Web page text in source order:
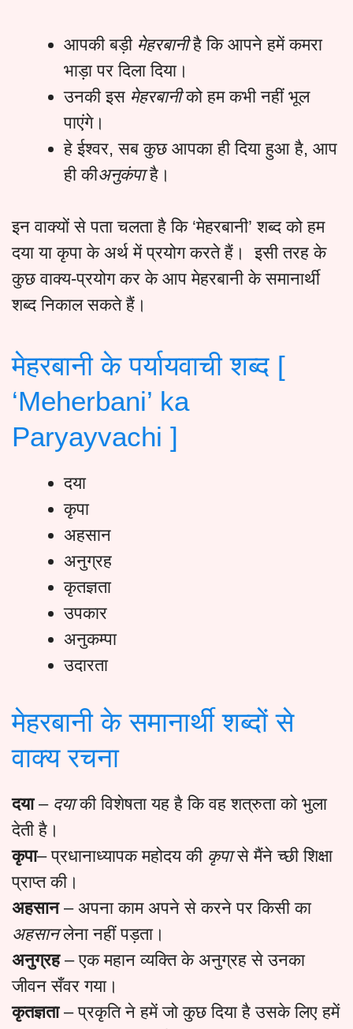
आपकी बड़ी मेहरबानीहै कि आपने हमें कमरा
भाड़ा पर दिला दिया।
उनकी इस मेहरबानीको हम कभी नहीं भूल
पाएंगे।
हे ईश्वर, सब कुछ आपका ही दिया हुआ है, आप
ही कीअनुकंपाहै।
इन वाक्यों से पता चलता है कि ‘मेहरबानी’ शब्द को हम
दया या कृपा के अर्थ में प्रयोग करते हैं। इसी तरह के
कुछ वाक्य-प्रयोग कर के आप मेहरबानी के समानार्थी
शब्द निकाल सकते हैं।
मेहरबानी के पर्यायवाची शब्द [
‘Meherbani’ ka
Paryayvachi ]
दया
कृपा
अहसान
अनुग्रह
कृतज्ञता
उपकार
अनुकम्पा
उदारता
मेहरबानी के समानार्थी शब्दों से
वाक्य रचना
दया – दयाकी विशेषता यह है कि वह शत्रुता को भुला
देती है।
कृपा– प्रधानाध्यापक महोदय की कृपासे मैंने च्छी शिक्षा
प्राप्त की।
अहसान – अपना काम अपने से करने पर किसी का
अहसानलेना नहीं पड़ता।
अनुग्रह – एक महान व्यक्ति के अनुग्रह से उनका
जीवन सँवर गया।
कृतज्ञता – प्रकृति ने हमें जो कुछ दिया है उसके लिए हमें